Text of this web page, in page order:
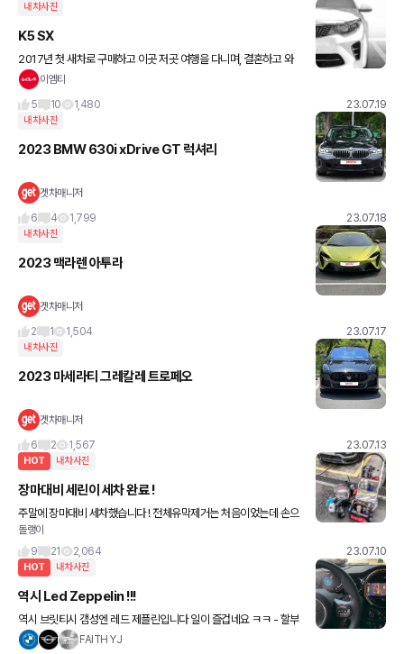
내차사진
K5 SX
2017년 첫 새차로 구매하고 이곳 저곳 여행을 다니며, 결혼하고 와
이프에게 물려준 어느덧 6년 지난 K5입니다. 이녀석과 함께하는 동
이엠티
5
10 1,480 23.07.19
내차사진
2023 BMW 630i xDrive GT 럭셔리
겟차매니저
6
4 1,799 23.07.18
내차사진
2023 맥라렌 아투라
겟차매니저
2
1 1,504 23.07.17
내차사진
2023 마세라티 그레칼레 트로페오
겟차매니저
6
2 1,567 23.07.13
HOT 내차사진
장마대비 세린이 세차 완료 !
주말에 장마대비 세차했습니다 ! 전체유막제거는 처음이었는데 손으
로 하다 보니까 힘들어서 밤에 푹 잤네요 ㅋㅋ 코일매트 세척 - 실내
청소- 가죽왁스 - 철분제거 - 고압수 - 프리워시 - 고압수 -
돌랭이
9
21 2,064 23.07.10
HOT 내차사진
역시 Led Zeppelin !!!
역시 브릿티시 갬성엔 레드 제플린입니다 일이 즐겁네요 ㅋㅋ - 할부
의 노예
FAITH YJ